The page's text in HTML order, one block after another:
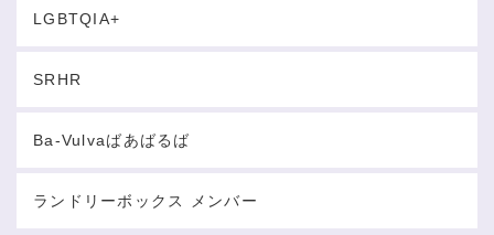
LGBTQIA+
SRHR
Ba-Vulvaばあばるば
ランドリーボックス メンバー